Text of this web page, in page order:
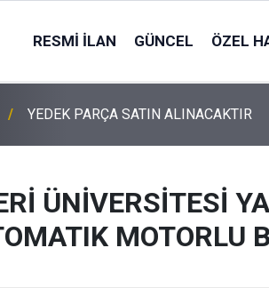
RESMI İLAN GÜNCEL ÖZEL
YEDEK PARÇA SATIN ALINACAKTIR
ÜNİVERSİTESİ
MOTORLU